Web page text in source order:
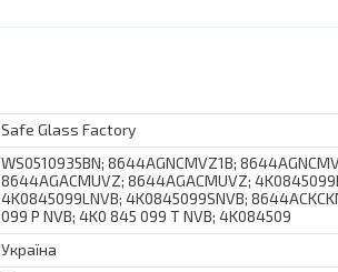
Safe Glass Factory
WS0510935BN; 8644AGNCMVZ1B;
8644AGACMUVZ; 8644AGACMUVZ;
4K0845099LNVB; 4K0845099SNVB;
099 P NVB; 4K0 845 099 T NVB; 4K084509
Україна